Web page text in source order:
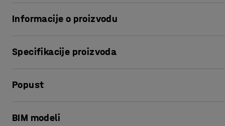
Informacije o proizvodu
Pregrade su odlične za stvaranje privatnih, tiših radnih
Pregrade možete opremiti praktičnim policama (prodaju
Specifikacije proizvoda
Širina: 1000
Boja
Svijetlo siva
Popust
Ispis stranice
BIM modeli